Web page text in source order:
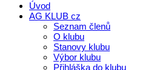
Úvod
AG KLUB cz
Seznam členů
O klubu
Stanovy klubu
Výbor klubu
Přihláška do klubu